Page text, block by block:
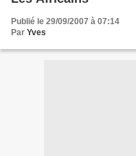
Publié le 29/09/2007 à 07:14
Par Yves